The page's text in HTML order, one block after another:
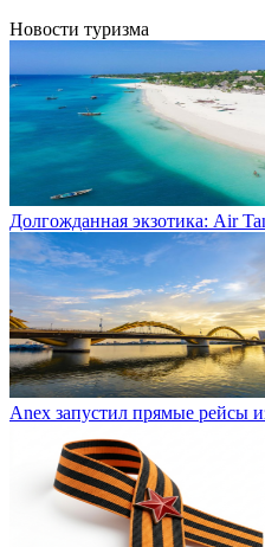
Новости туризма
Долгожданная экзотика: Air
Anex запустил прямые рейсы